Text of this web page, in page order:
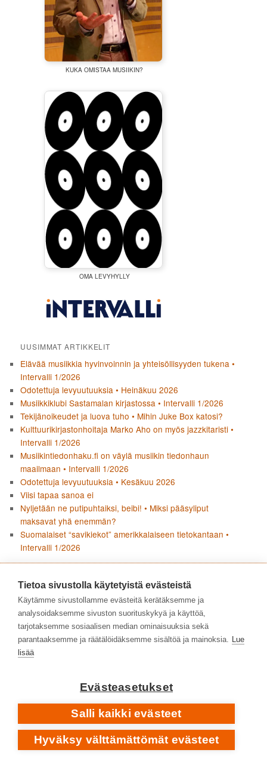
KUKA OMISTAA MUSIIKIN?
OMA LEVYHYLLY
UUSIMMAT ARTIKKELIT
Elävää musiikkia hyvinvoinnin ja yhteisöllisyyden tukena •
Intervalli 1/2026
Odotettuja levyuutuuksia • Heinäkuu 2026
Musiikkiklubi Sastamalan kirjastossa • Intervalli 1/2026
Tekijänoikeudet ja luova tuho • Mihin Juke Box katosi?
Kulttuurikirjastonhoitaja Marko Aho on myös jazzkitaristi •
Intervalli 1/2026
Musiikintiedonhaku.fi on väylä musiikin tiedonhaun
maailmaan • Intervalli 1/2026
Odotettuja levyuutuuksia • Kesäkuu 2026
Viisi tapaa sanoa ei
Nyljetään ne putipuhtaiksi, beibi! • Miksi pääsyliput
maksavat yhä enemmän?
Suomalaiset “savikiekot” amerikkalaiseen tietokantaan •
Intervalli 1/2026
1970-luku 1980-luku 2010-luku 2018 2019 2020 2021
202320242025 2026 CD-levyt Gronow Pekka
haastattelut
Intervalli Intervalli 1/2023
musiikkiaineistot musiikkikirjastot Musiikkikirjastot.fi
musiikkikirjastotyö muusikot Odotettuja
levyuutuuksiaPekka Gronow
Tietoa sivustolla käytetyistä evästeistä
Käytämme sivustollamme evästeitä kerätäksemme ja
analysoidaksemme sivuston suorituskykyä ja käyttöä,
tarjotaksemme sosiaalisen median ominaisuuksia sekä
parantaaksemme ja räätälöidäksemme sisältöä ja mainoksia. Lue
lisää
Evästeasetukset
Salli kaikki evästeet
Hyväksy välttämättömät evästeet